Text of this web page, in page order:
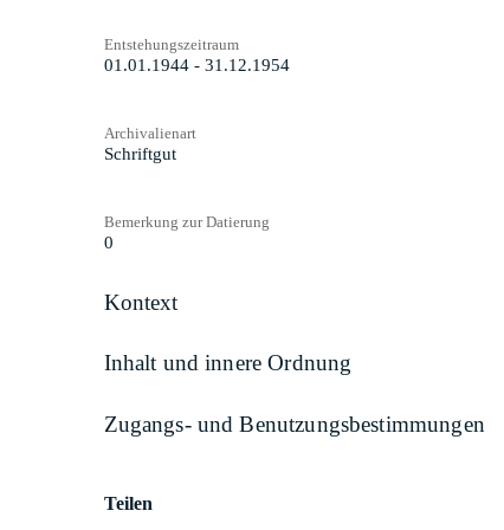
Entstehungszeitraum
01.01.1944 - 31.12.1954
Archivalienart
Schriftgut
Bemerkung zur Datierung
0
Kontext
Inhalt und innere Ordnung
Zugangs- und Benutzungsbestimmungen
Teilen